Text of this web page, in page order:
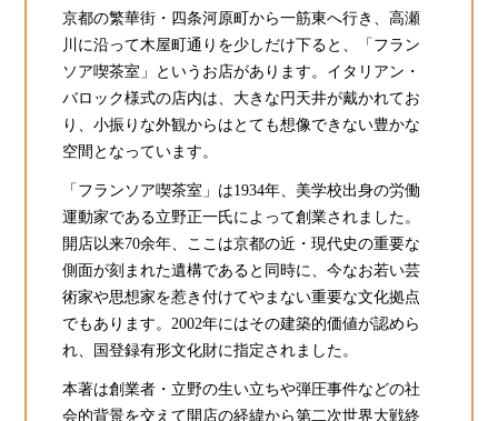
京都の繁華街・四条河原町から一筋東へ行き、高瀬
川に沿って木屋町通りを少しだけ下ると、「フラン
ソア喫茶室」というお店があります。イタリアン・
バロック様式の店内は、大きな円天井が戴かれてお
り、小振りな外観からはとても想像できない豊かな
空間となっています。
「フランソア喫茶室」は1934年、美学校出身の労働
運動家である立野正一氏によって創業されました。
開店以来70余年、ここは京都の近・現代史の重要な
側面が刻まれた遺構であると同時に、今なお若い芸
術家や思想家を惹き付けてやまない重要な文化拠点
でもあります。2002年にはその建築的価値が認めら
れ、国登録有形文化財に指定されました。
本著は創業者・立野の生い立ちや弾圧事件などの社
会的背景を交えて開店の経緯から第二次世界大戦終